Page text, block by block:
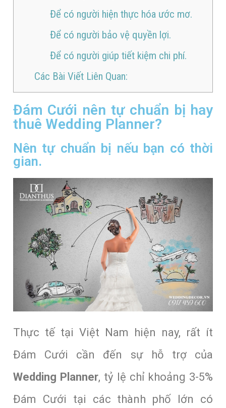
Để có người hiện thực hóa ước mơ.
Để có người bảo vệ quyền lợi.
Để có người giúp tiết kiệm chi phí.
Các Bài Viết Liên Quan:
Đám Cưới nên tự chuẩn bị hay
thuê Wedding Planner?
Nên tự chuẩn bị nếu bạn có thời
gian.
Thực tế tại Việt Nam hiện nay, rất ít
Đám Cưới cần đến sự hỗ trợ của
Wedding Planner, tỷ lệ chỉ khoảng 3-5%
Đám Cưới tại các thành phố lớn có